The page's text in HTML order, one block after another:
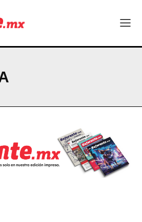
y hoy mueve la tecnología global
de la vida: son el nuevo punto de